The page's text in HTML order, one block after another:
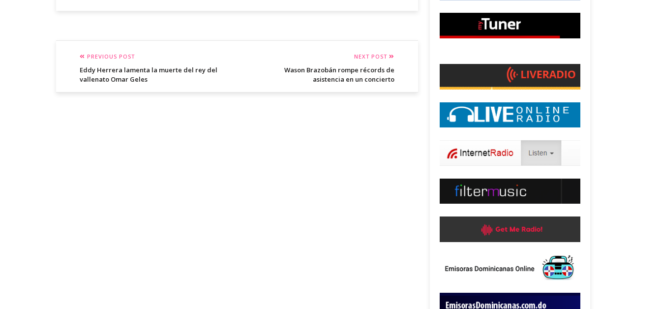
PREVIOUS POST
Eddy Herrera lamenta la muerte del rey del
vallenato Omar Geles
NEXT POST
Wason Brazobán rompe récords de
asistencia en un concierto